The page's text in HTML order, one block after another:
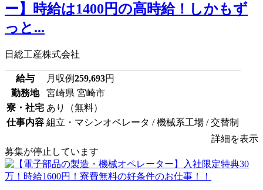
ー】時給は1400円の高時給！しかもず
っと...
日総工産株式会社
給与 月収例259,693円
勤務地
宮崎県 宮崎市
寮・社宅 あり（無料）
仕事内容 組立・マシンオペレータ / 機械系工場 / 交替制
詳細を表示
募集が停止しています